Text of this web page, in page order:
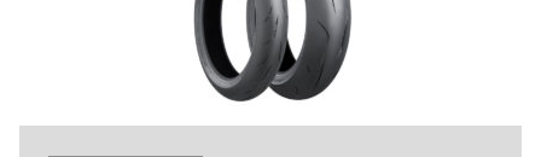
工賃・サービスについて